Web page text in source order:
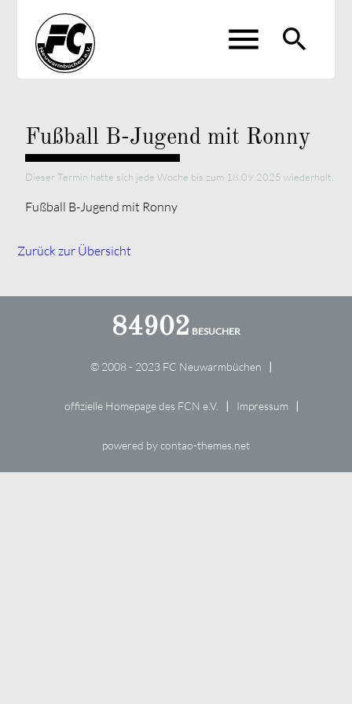
menu search
Fußball B-Jugend mit Ronny
Dieser Termin hatte sich jede Woche bis zum 18.09.2025 wiederholt.
Fußball B-Jugend mit Ronny
Zurück zur Übersicht
84902
© 2008 - 2023 FC Neuwarmbüchen
offizielle Homepage des FCN e.V. Impressum
powered bycontao-themes.net